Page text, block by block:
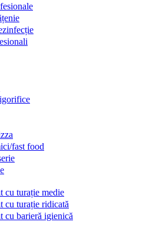
fast food
cu turație medie
cu turație ridicată
cu barieră igienică